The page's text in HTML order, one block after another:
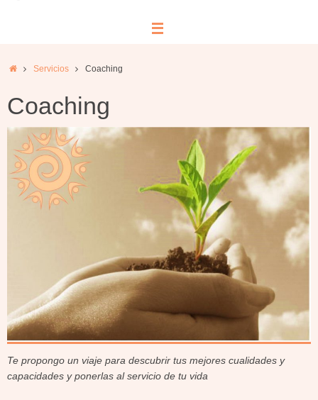
InicioServicios Coaching
Coaching
Te propongo un viaje para descubrir tus mejores cualidades y
capacidades y ponerlas al servicio de tu vida